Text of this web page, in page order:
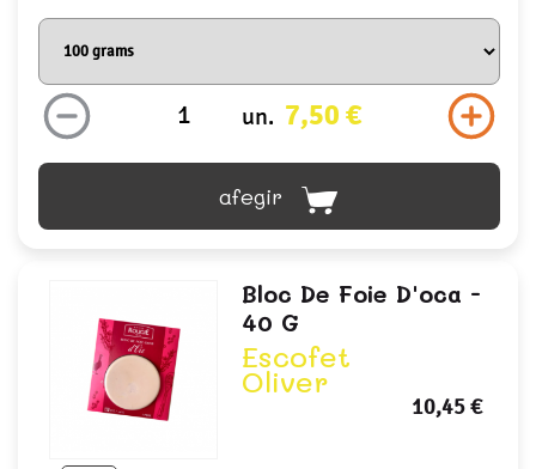
un. 7,50 €
afegir
Bloc De Foie D'oca -
40 G
Escofet
Oliver
10,45 €